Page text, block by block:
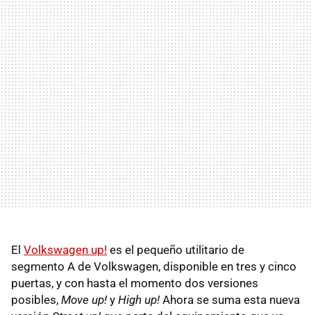
El Volkswagen up! es el pequeño utilitario de
segmento A de Volkswagen, disponible en tres y cinco
puertas, y con hasta el momento dos versiones
posibles, Move up! y High up! Ahora se suma esta nueva